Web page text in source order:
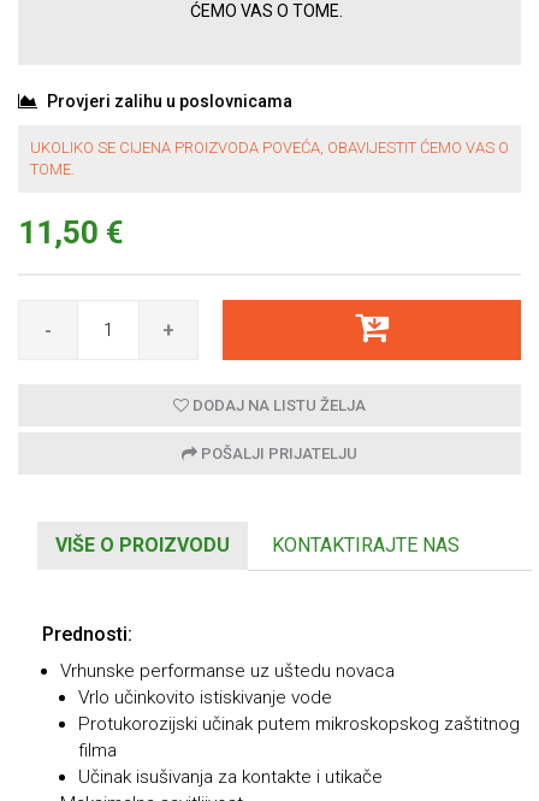
ĆEMO VAS O TOME.
Provjeri zalihu u poslovnicama
UKOLIKO SE CIJENA PROIZVODA POVEĆA, OBAVIJESTIT ĆEMO VAS O
TOME.
11,50 €
- +
DODAJ NA LISTU ŽELJA
POŠALJI PRIJATELJU
VIŠE O PROIZVODU KONTAKTIRAJTE NAS
Prednosti:
Vrhunske performanse uz uštedu novaca
Vrlo učinkovito istiskivanje vode
Protukorozijski učinak putem mikroskopskog zaštitnog
filma
Učinak isušivanja za kontakte i utikače